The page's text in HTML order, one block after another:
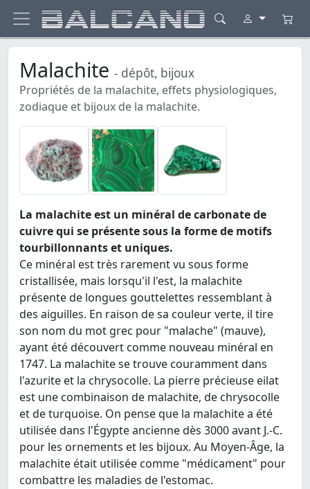
Malachite - dépôt, bijoux
Propriétés de la malachite, effets physiologiques,
zodiaque et bijoux de la malachite.
La malachite est un minéral de carbonate de
cuivre qui se présente sous la forme de motifs
tourbillonnants et uniques.
Ce minéral est très rarement vu sous forme
cristallisée, mais lorsqu'il l'est, la malachite
présente de longues gouttelettes ressemblant à
des aiguilles. En raison de sa couleur verte, il tire
son nom du mot grec pour "malache" (mauve),
ayant été découvert comme nouveau minéral en
1747. La malachite se trouve couramment dans
l'azurite et la chrysocolle. La pierre précieuse eilat
est une combinaison de malachite, de chrysocolle
et de turquoise. On pense que la malachite a été
utilisée dans l'Égypte ancienne dès 3000 avant J.-C.
pour les ornements et les bijoux. Au Moyen-Âge, la
malachite était utilisée comme "médicament" pour
combattre les maladies de l'estomac.